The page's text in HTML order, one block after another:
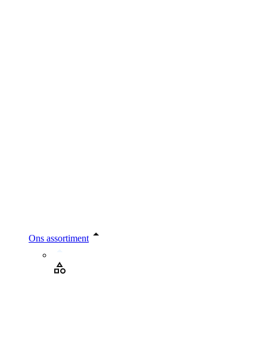
Ons assortiment